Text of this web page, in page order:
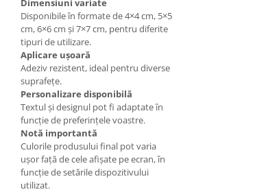
Dimensiuni variate
Disponibile în formate de 4×4 cm, 5×5
cm, 6×6 cm și 7×7 cm, pentru diferite
tipuri de utilizare.
Aplicare ușoară
Adeziv rezistent, ideal pentru diverse
suprafețe.
Personalizare disponibilă
Textul și designul pot fi adaptate în
funcție de preferințele voastre.
Notă importantă
Culorile produsului final pot varia
ușor față de cele afișate pe ecran, în
funcție de setările dispozitivului
utilizat.